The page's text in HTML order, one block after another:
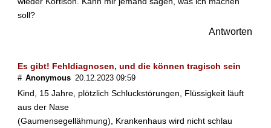
soll?
Antworten
Es gibt! Fehldiagnosen, und die können tragisch sein
# Anonymous 20.12.2023 09:59
Kind, 15 Jahre, plötzlich Schluckstörungen, Flüssigkeit läuft
aus der Nase
(Gaumensegellähmung), Krankenhaus wird nicht schlau
W
d
e
U
r